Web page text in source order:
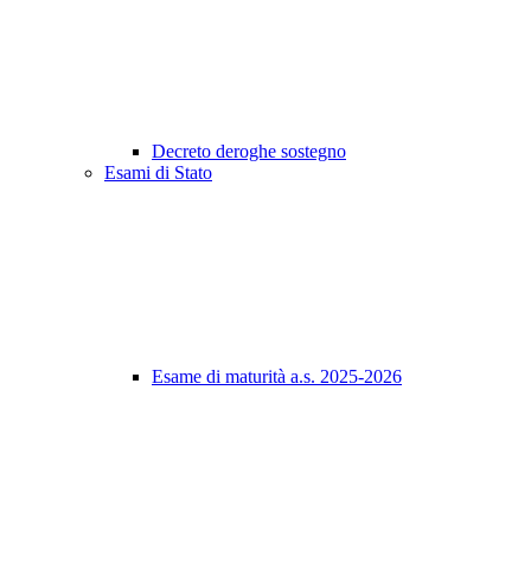
Decreto deroghe sostegno
Esami di Stato
Esame di maturità a.s. 2025-2026